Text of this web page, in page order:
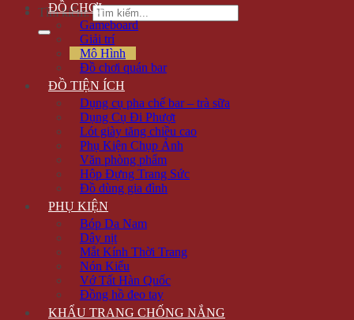
Tìm kiếm:
ĐỒ CHƠI
Gameboard
Giải trí
Mô Hình
Đồ chơi quán bar
ĐỒ TIỆN ÍCH
Dụng cụ pha chế bar – trà sữa
Dụng Cụ Đi Phượt
Lót giày tăng chiều cao
Phụ Kiện Chụp Ảnh
Văn phòng phẩm
Hộp Đựng Trang Sức
Đồ dùng gia đình
PHỤ KIỆN
Bóp Da Nam
Dây nịt
Mắt Kính Thời Trang
Nón Kiểu
Vớ Tất Hàn Quốc
Đồng hồ đeo tay
KHẨU TRANG CHỐNG NẮNG